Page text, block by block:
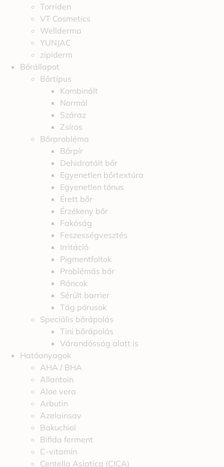
Torriden
VT Cosmetics
Wellderma
YUNJAC
zipiderm
Bőrállapot
Bőrtípus
Kombinált
Normál
Száraz
Zsíros
Bőrprobléma
Bőrpír
Dehidratált bőr
Egyenetlen bőrtextúra
Egyenetlen tónus
Érett bőr
Érzékeny bőr
Fakóság
Feszességvesztés
Irritáció
Pigmentfoltok
Problémás bőr
Ráncok
Sérült barrier
Tág pórusok
Speciális bőrápolás
Tini bőrápolás
Várandósság alatt is
Hatóanyagok
AHA / BHA
Allantoin
Aloe vera
Arbutin
Azelainsav
Bakuchiol
Bifida ferment
C-vitamin
Centella Asiatica (CICA)